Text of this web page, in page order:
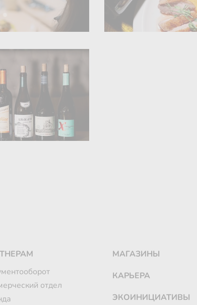
отдел
МАГАЗИНЫ
КАРЬЕРА
ЭКОИНИЦИАТИВЫ